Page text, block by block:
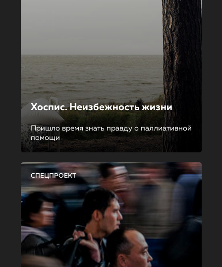
Хоспис. Неизбежность жизни
Пришло время знать правду о паллиативной
помощи
СПЕЦПРОЕКТ